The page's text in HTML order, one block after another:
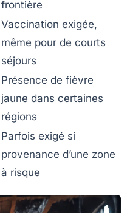
frontière
Vaccination exigée,
même pour de courts
séjours
Présence de fièvre
jaune dans certaines
régions
Parfois exigé si
provenance d’une zone
à risque